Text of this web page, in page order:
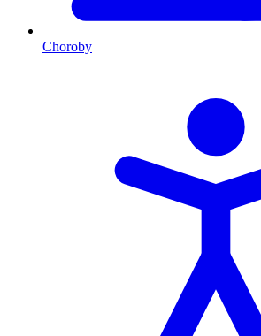
Choroby